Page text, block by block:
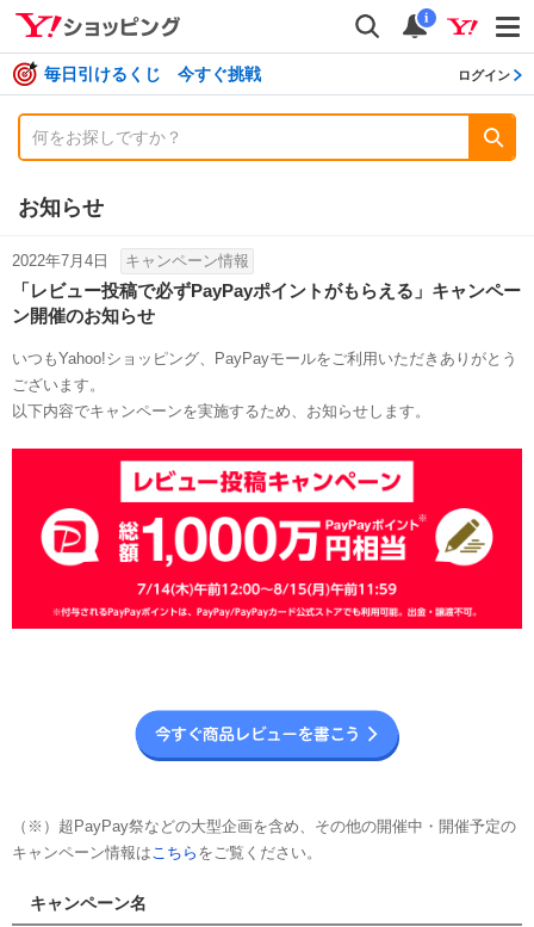
検索
通知
i
毎日引けるくじ 今すぐ挑戦 ログイン
お知らせ
2022年7月4日 キャンペーン情報
「レビュー投稿で必ずPayPayポイントがもらえる」キャンペー
ン開催のお知らせ
いつもYahoo!ショッピング、PayPayモールをご利用いただきありがとう
ございます。
以下内容でキャンペーンを実施するため、お知らせします。
（※）超PayPay祭などの大型企画を含め、その他の開催中・開催予定の
キャンペーン情報は こちら をご覧ください。
キャンペーン名